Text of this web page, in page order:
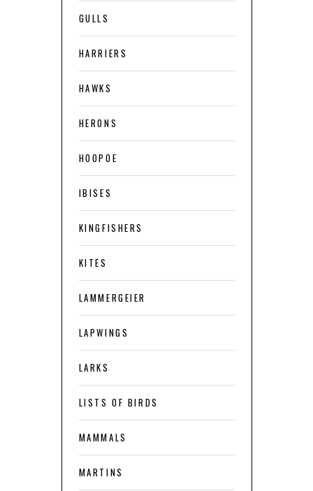
GULLS
HARRIERS
HAWKS
HERONS
HOOPOE
IBISES
KINGFISHERS
KITES
LAMMERGEIER
LAPWINGS
LARKS
LISTS OF BIRDS
MAMMALS
MARTINS